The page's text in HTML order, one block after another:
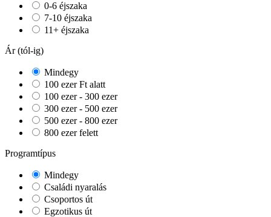
0-6 éjszaka
7-10 éjszaka
11+ éjszaka
Ár (tól-ig)
Mindegy
100 ezer Ft alatt
100 ezer - 300 ezer
300 ezer - 500 ezer
500 ezer - 800 ezer
800 ezer felett
Programtípus
Mindegy
Családi nyaralás
Csoportos út
Egzotikus út